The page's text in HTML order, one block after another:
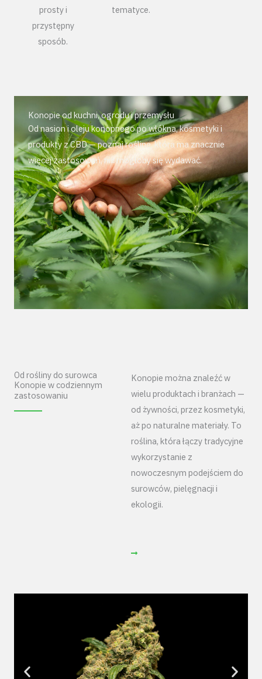
prosty i
przystępny
sposób.
tematyce.
Konopie od kuchni, ogrodu i przemysłu
Od nasion i oleju konopnego po włókna, kosmetyki i
produkty z CBD — poznaj roślinę, która ma znacznie
więcej zastosowań, niż mogłoby się wydawać.
Od rośliny do surowca
Konopie w codziennym
zastosowaniu
Konopie można znaleźć w
wielu produktach i branżach —
od żywności, przez kosmetyki,
aż po naturalne materiały. To
roślina, która łączy tradycyjne
wykorzystanie z
nowoczesnym podejściem do
surowców, pielęgnacji i
ekologii.